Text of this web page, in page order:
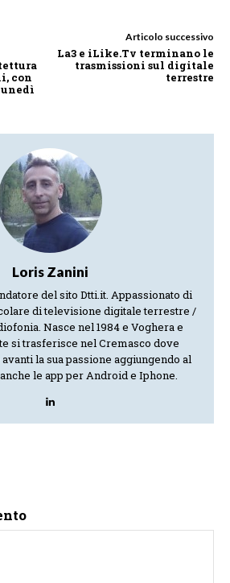
con
Articolo successivo
La3 e iLike.Tv terminano le
trasmissioni sul digitale
terrestre
Loris Zanini
del sito Dtti.it. Appassionato di
di televisione digitale terrestre /
Nasce nel 1984 e Voghera e
si trasferisce nel Cremasco dove
la sua passione aggiungendo al
le app per Android e Iphone.